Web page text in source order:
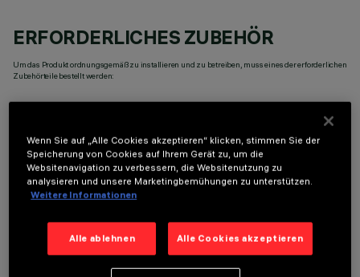
ERFORDERLICHES ZUBEHÖR
Um das Produkt ordnungsgemäß zu installieren und zu betreiben, muss eines der erforderlichen
Zubehörteile bestellt werden:
OPTIONALE KOMPONENTEN
Wenn Sie auf „Alle Cookies akzeptieren“ klicken, stimmen Sie der
Speicherung von Cookies auf Ihrem Gerät zu, um die
Websitenavigation zu verbessern, die Websitenutzung zu
analysieren und unsere Marketingbemühungen zu unterstützen.
Weitere Informationen
Alle ablehnen Alle Cookies akzeptieren